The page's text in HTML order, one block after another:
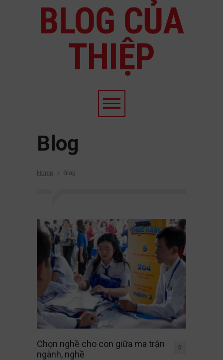
BLOG CỦA
THIỆP
Blog
Home Blog
Chọn nghề cho con giữa ma trận
ngành, nghề
0